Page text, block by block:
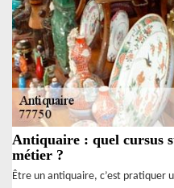
Antiquaire : quel cursus
métier ?
Être un antiquaire, c’est pratiquer